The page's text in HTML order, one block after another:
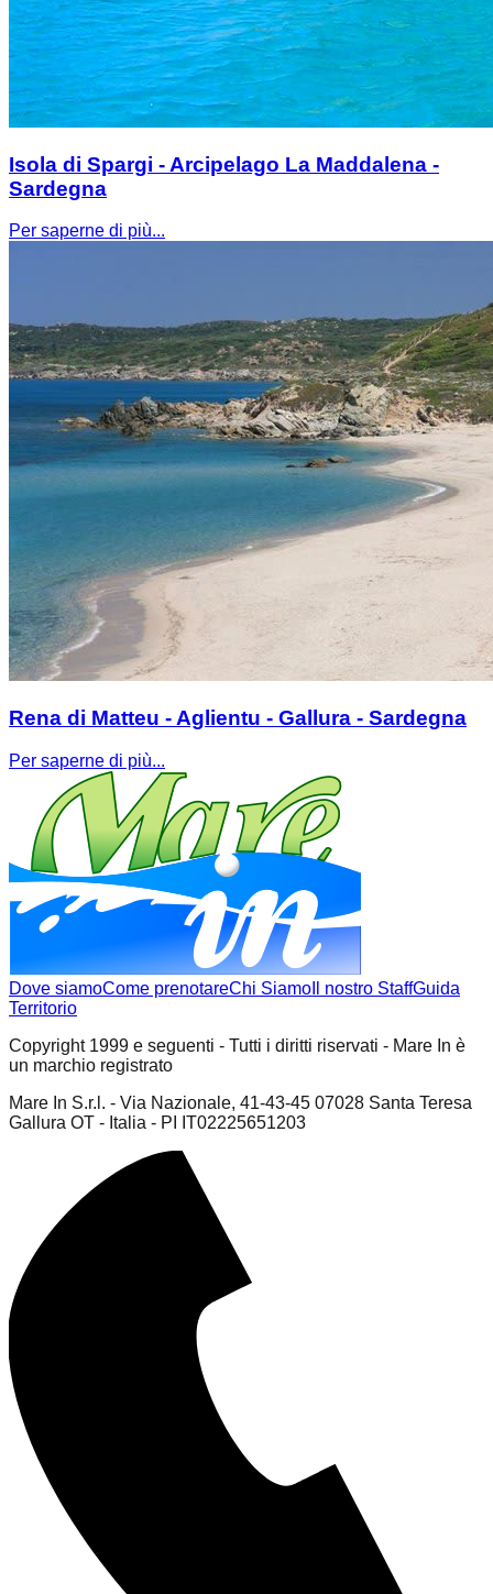
Isola di Spargi - Arcipelago La Maddalena -
Sardegna
Per saperne di più...
Rena di Matteu - Aglientu - Gallura - Sardegna
Per saperne di più...
Dove siamoCome prenotareChi Siamo Il nostro StaffGuida
Territorio
Copyright 1999 e seguenti - Tutti i diritti riservati - Mare In è
un marchio registrato
Mare In S.r.l. - Via Nazionale, 41-43-45 07028 Santa Teresa
Gallura OT - Italia - PI IT02225651203